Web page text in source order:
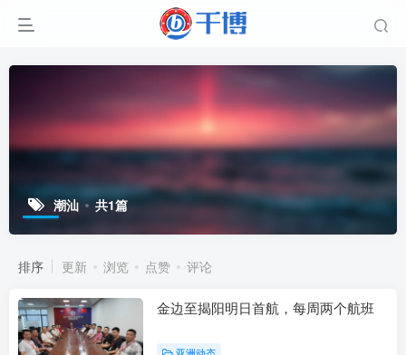
潮汕 共1篇
排序 更新 浏览 点赞 评论
金边至揭阳明日首航，每周两个航班
亚洲动态